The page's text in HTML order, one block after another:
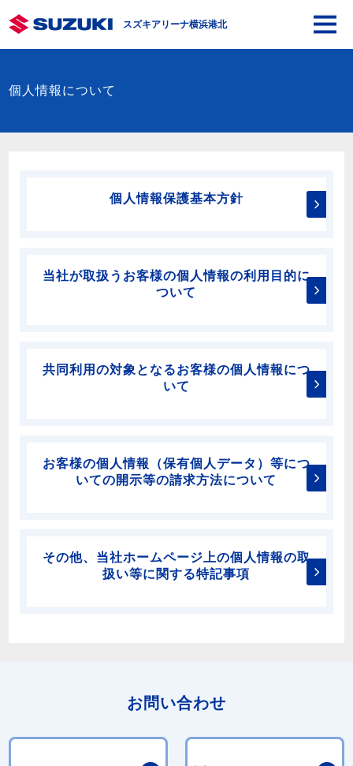
スズキアリーナ横浜港北
個人情報について
個人情報保護基本方針
当社が取扱うお客様の個人情報の利用目的に
ついて
共同利用の対象となるお客様の個人情報につ
いて
お客様の個人情報（保有個人データ）等につ
いての開示等の請求方法について
その他、当社ホームページ上の個人情報の取
扱い等に関する特記事項
お問い合わせ